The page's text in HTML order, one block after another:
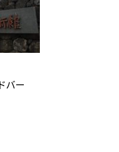
バー